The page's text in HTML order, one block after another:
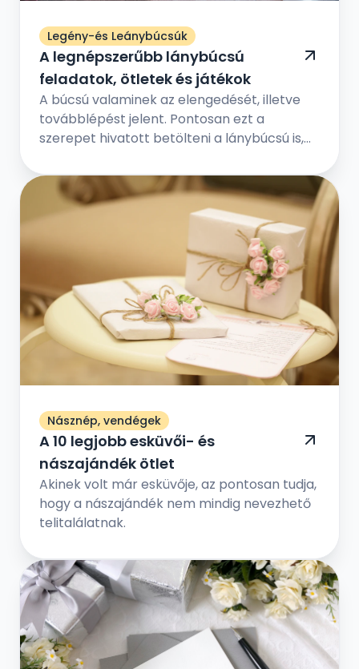
Legény-és Leánybúcsúk
A legnépszerűbb lánybúcsú
feladatok, ötletek és játékok
A búcsú valaminek az elengedését, illetve
továbblépést jelent. Pontosan ezt a
szerepet hivatott betölteni a lánybúcsú is,
menyasszony örökre hátat fordít régi
életének, és feleséggé válik. Ám előtte még
egy utolsó közös eseményt tart a
legkedvesebb barátnőivel, a hol vicces
játékokkal, fontos kérdés-válaszokkal, és
egy fergeteges bulival ünneplik meg a régi
időszak lezárását és az új időszak
megkezdését.
Násznép, vendégek
A 10 legjobb esküvői- és
nászajándék ötlet
Akinek volt már esküvője, az pontosan tudja,
hogy a nászajándék nem mindig nevezhető
telitalálatnak.